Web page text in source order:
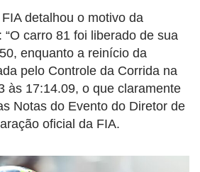
detalhou o motivo da
“O carro 81 foi liberado de sua
enquanto a reinício da
pelo Controle da Corrida na
às 17:14.09, o que claramente
Notas do Evento do Diretor de
oficial da FIA.